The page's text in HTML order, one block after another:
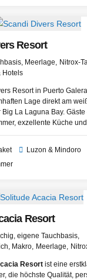
Resort
Meerlage
Nitrox-
Hotels
Resort in Puerto
Lage direkt am
La Laguna Bay.
exzellente Küche
Ideal für alle, die
Luzon & Mindoro
Resort
eigene Tauchbasis
Makro Meerlage
Resortist eine
die höchste Qualität,